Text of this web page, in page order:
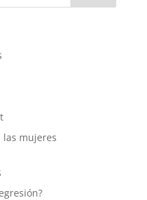
las mujeres